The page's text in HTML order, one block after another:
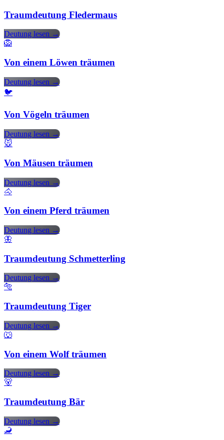
Traumdeutung Fledermaus
Deutung lesen →
🦁
Von einem Löwen träumen
Deutung lesen →
🐦
Von Vögeln träumen
Deutung lesen →
🐭
Von Mäusen träumen
Deutung lesen →
🐴
Von einem Pferd träumen
Deutung lesen →
🦋
Traumdeutung Schmetterling
Deutung lesen →
🐅
Traumdeutung Tiger
Deutung lesen →
🐺
Von einem Wolf träumen
Deutung lesen →
🐻
Traumdeutung Bär
Deutung lesen →
🦂